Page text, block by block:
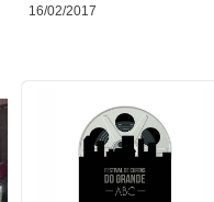
16/02/2017